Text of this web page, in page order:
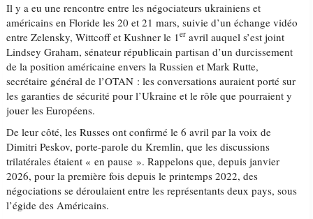
Il y a eu une rencontre entre les négociateurs ukrainiens et
américains en Floride les 20 et 21 mars, suivie d’un échange vidéo
entre Zelensky, Wittcoff et Kushner le 1er avril auquel s’est joint
Lindsey Graham, sénateur républicain partisan d’un durcissement
de la position américaine envers la Russien et Mark Rutte,
secrétaire général de l’OTAN : les conversations auraient porté sur
les garanties de sécurité pour l’Ukraine et le rôle que pourraient y
jouer les Européens.
De leur côté, les Russes ont confirmé le 6 avril par la voix de
Dimitri Peskov, porte-parole du Kremlin, que les discussions
trilatérales étaient « en pause ». Rappelons que, depuis janvier
2026, pour la première fois depuis le printemps 2022, des
négociations se déroulaient entre les représentants deux pays, sous
l’égide des Américains.